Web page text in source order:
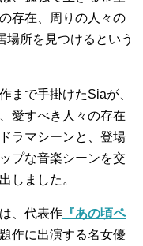
存在、周りの人々の
場所を見つけるという
まで手掛けたSiaが、
愛すべき人々の存在
ラマシーンと、登場
プな音楽シーンを交
しました。
、代表作 『あの頃ペ
作に出演する名女優